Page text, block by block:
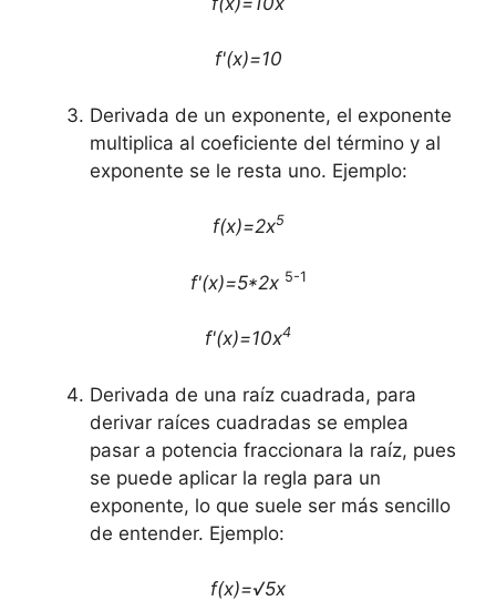
f'(x)=10
Derivada de un exponente, el exponente
multiplica al coeficiente del término y al
exponente se le resta uno. Ejemplo:
f(x)=2x5
f'(x)=5*2x 5-1
f'(x)=10x4
Derivada de una raíz cuadrada, para
derivar raíces cuadradas se emplea
pasar a potencia fraccionara la raíz, pues
se puede aplicar la regla para un
exponente, lo que suele ser más sencillo
de entender. Ejemplo:
f(x)=√5x